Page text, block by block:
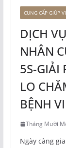
CUNG CẤP GIÚP
DỊCH
NHÂN
5S-GIẢI
LO
BỆNH
Tháng Mười
Ngày càng